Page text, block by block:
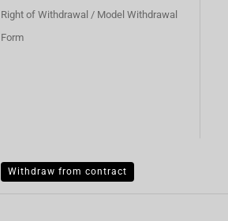
Right of Withdrawal / Model Withdrawal
Form
Withdraw from contract